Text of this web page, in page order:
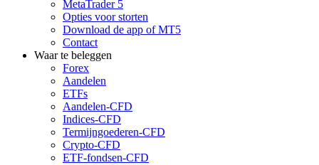
MetaTrader 5
Opties voor storten
Download de app of MT5
Contact
Waar te beleggen
Forex
Aandelen
ETFs
Aandelen-CFD
Indices-CFD
Termijngoederen-CFD
Crypto-CFD
ETF-fondsen-CFD